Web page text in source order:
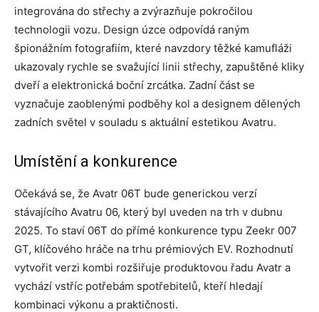
integrována do střechy a zvýrazňuje pokročilou
technologii vozu. Design úzce odpovídá raným
špionážním fotografiím, které navzdory těžké kamufláži
ukazovaly rychle se svažující linii střechy, zapuštěné kliky
dveří a elektronická boční zrcátka. Zadní část se
vyznačuje zaoblenými podběhy kol a designem dělených
zadních světel v souladu s aktuální estetikou Avatru.
Umístění a konkurence
Očekává se, že Avatr 06T bude generickou verzí
stávajícího Avatru 06, který byl uveden na trh v dubnu
2025. To staví 06T do přímé konkurence typu Zeekr 007
GT, klíčového hráče na trhu prémiových EV. Rozhodnutí
vytvořit verzi kombi rozšiřuje produktovou řadu Avatr a
vychází vstříc potřebám spotřebitelů, kteří hledají
kombinaci výkonu a praktičnosti.